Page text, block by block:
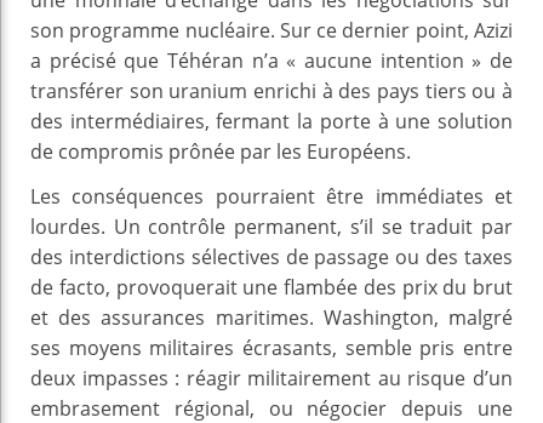
son programme nucléaire. Sur ce dernier point, Azizi
a précisé que Téhéran n’a « aucune intention » de
transférer son uranium enrichi à des pays tiers ou à
des intermédiaires, fermant la porte à une solution
de compromis prônée par les Européens.
Les conséquences pourraient être immédiates et
lourdes. Un contrôle permanent, s’il se traduit par
des interdictions sélectives de passage ou des taxes
de facto, provoquerait une flambée des prix du brut
et des assurances maritimes. Washington, malgré
ses moyens militaires écrasants, semble pris entre
deux impasses : réagir militairement au risque d’un
embrasement régional, ou négocier depuis une